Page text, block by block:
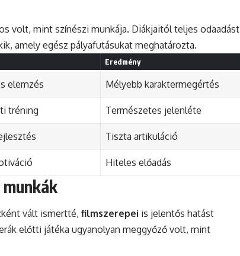
volt, mint színészi munkája. Diákjaitól teljes odaadást
amely egész pályafutásukat meghatározta.
Eredmény
elemzés Mélyebb karaktermegértés
tréning Természetes jelenléte
Tiszta artikuláció
Hiteles előadás
vált ismertté, filmszerepei is jelentős hatást
előtti játéka ugyanolyan meggyőző volt, mint